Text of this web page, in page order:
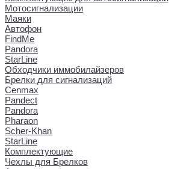
Мотосигнализации
Маяки
Автофон
FindMe
Pandora
StarLine
Обходчики иммобилайзеров
Брелки для сигнализаций
Cenmax
Pandect
Pandora
Pharaon
Scher-Khan
StarLine
Комплектующие
Чехлы для Брелков